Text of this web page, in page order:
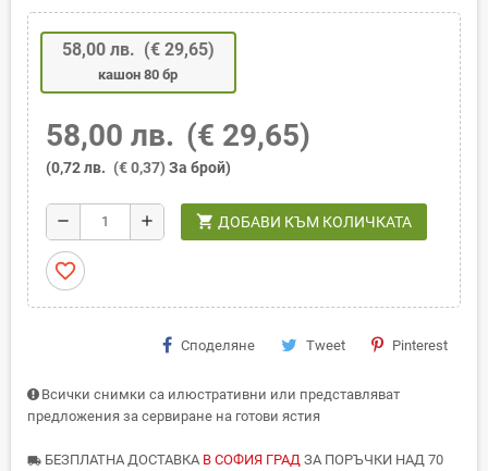
58,00 лв. (€ 29,65)
кашон 80 бр
58,00 лв. (€ 29,65)
(0,72 лв. (€ 0,37) За брой)
remove add shopping_cart ДОБАВИ КЪМ КОЛИЧКАТА
favorite_border
Споделяне Tweet Pinterest
Всички снимки са илюстративни или представляват
предложения за сервиране на готови ястия
local_shipping БЕЗПЛАТНА ДОСТАВКА В СОФИЯ ГРАД ЗА ПОРЪЧКИ НАД 70